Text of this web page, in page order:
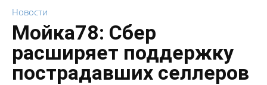
Новости
Мойка78: Сбер
расширяет поддержку
пострадавших селлеров